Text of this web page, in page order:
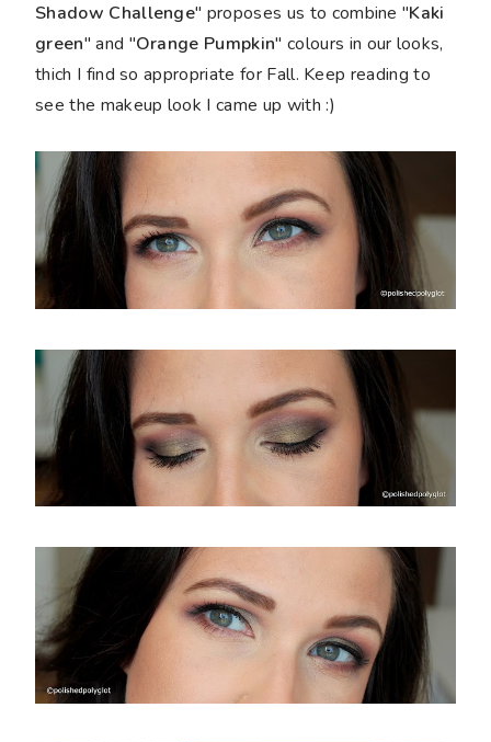
Shadow Challenge" proposes us to combine "Kaki
green" and "Orange Pumpkin" colours in our looks,
thich I find so appropriate for Fall. Keep reading to
see the makeup look I came up with :)